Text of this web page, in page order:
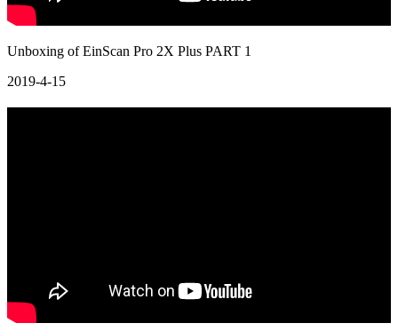
Unboxing of EinScan Pro 2X Plus PART 1
2019-4-15